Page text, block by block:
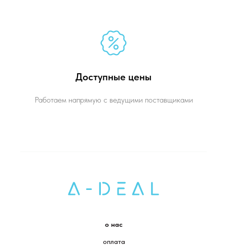
Доступные цены
Работаем напрямую с ведущими поставщиками
о нас
оплата